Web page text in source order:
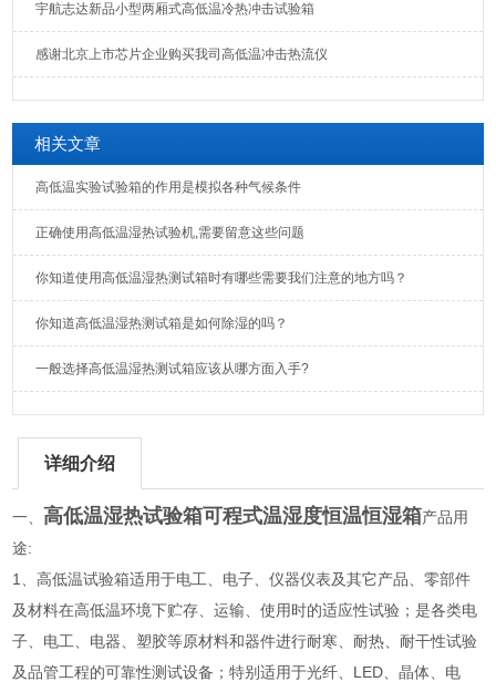
宇航志达新品小型两厢式高低温冷热冲击试验箱
感谢北京上市芯片企业购买我司高低温冲击热流仪
相关文章
高低温实验试验箱的作用是模拟各种气候条件
正确使用高低温湿热试验机,需要留意这些问题
你知道使用高低温湿热测试箱时有哪些需要我们注意的地方吗？
你知道高低温湿热测试箱是如何除湿的吗？
一般选择高低温湿热测试箱应该从哪方面入手?
详细介绍
一、 高低温湿热试验箱可程式温湿度恒温恒湿箱产品用
途:
1、高低温试验箱适用于电工、电子、仪器仪表及其它产品、零部件
及材料在高低温环境下贮存、运输、使用时的适应性试验；是各类电
子、电工、电器、塑胶等原材料和器件进行耐寒、耐热、耐干性试验
及品管工程的可靠性测试设备；特别适用于光纤、LED、晶体、电